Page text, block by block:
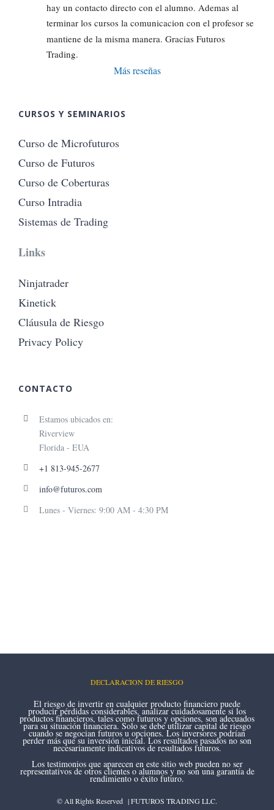
hay un contacto directo con el alumno. Ademas al
terminar los cursos la comunicacion con el profesor se
mantiene de la misma manera. Gracias Futuros
Trading.
Más reseñas
CURSOS Y SEMINARIOS
Curso de Microfuturos
Curso de Futuros
Curso de Coberturas
Curso Intradia
Sistemas de Trading
Links
Ninjatrader
Kinetick
Cláusula de Riesgo
Privacy Policy
CONTACTO
Estamos ubicados en:
Riverview
Florida - EUA
+1 813-945-2677
info@futuros.com
Lunes - Viernes: 9:00 AM - 4:30 PM
DECLARACION DE RIESGO
El riesgo de invertir en cualquier producto financiero puede
producir pérdidas considerables, analizar cuidadosamente si los
productos financieros, tales como futuros y opciones, son adecuados
para su situación financiera. Solo se debe utilizar capital de riesgo
cuando se negocian futuros u opciones. Los inversores podrían
perder más que su inversión inicial. Los resultados pasados no son
necesariamente indicativos de resultados futuros.
Los testimonios que aparecen en este sitio web pueden no ser
representativos de otros clientes o alumnos y no son una garantía de
rendimiento o éxito futuro.
© All Rights Reserved | FUTUROS TRADING LLC.